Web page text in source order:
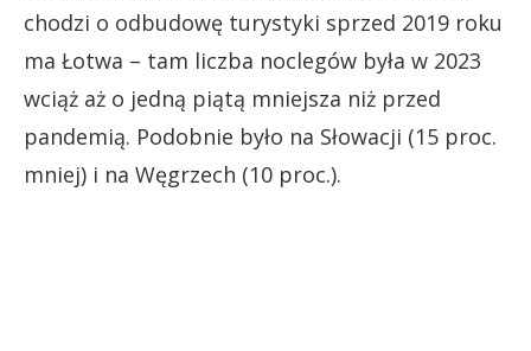
chodzi o odbudowę turystyki sprzed 2019 roku
ma Łotwa – tam liczba noclegów była w 2023
wciąż aż o jedną piątą mniejsza niż przed
pandemią. Podobnie było na Słowacji (15 proc.
mniej) i na Węgrzech (10 proc.).